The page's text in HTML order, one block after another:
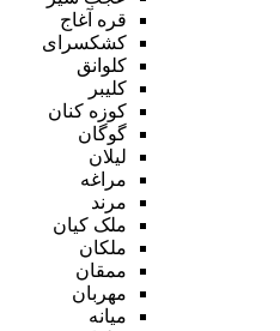
قره آغاج
کشکسرای
کلوانق
کلیبر
کوزه کنان
گوگان
لیلان
مراغه
مرند
ملک کیان
ملکان
ممقان
مهربان
میانه